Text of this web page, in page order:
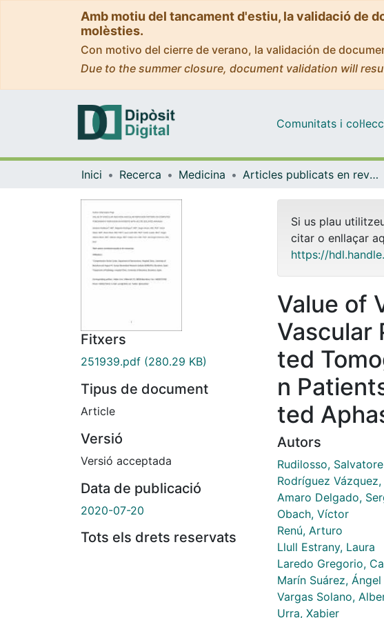
Amb motiu del tancament d'estiu, la validació de
molèsties.
Con motivo del cierre de verano, la validación de
Due to the summer closure, document validation will
Comunitats i
Inici Recerca Medicina Articles publicats en revistes (Medicina)
Fitxers
251939.pdf (280.29 KB)
Tipus de document
Article
Versió
Versió acceptada
Data de publicació
2020-07-20
Tots els drets reservats
Si us plau
citar o enllaçar
https://
Value of
Vascular
ted
n
ted
Autors
Rudilosso, Salvatore
Rodríguez
Amaro Delgado,
Obach, Víctor
Renú, Arturo
Llull Estrany, Laura
Laredo Gregorio,
Marín Suárez,
Vargas Solano,
Urra, Xabier